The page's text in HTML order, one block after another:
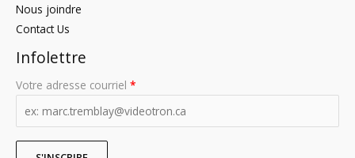
Nous joindre
Contact Us
Infolettre
Votre adresse courriel *